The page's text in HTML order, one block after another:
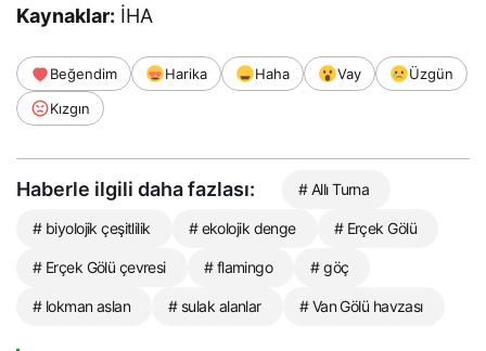
Kaynaklar: İHA
Beğendim Harika Haha Vay
Üzgün
Kızgın
Haberle ilgili daha fazlası: # Allı Turna
# biyolojik çeşitlilik # ekolojik denge # Erçek Gölü
# Erçek Gölü çevresi # flamingo # göç
# lokman aslan # sulak alanlar # Van Gölü havzası